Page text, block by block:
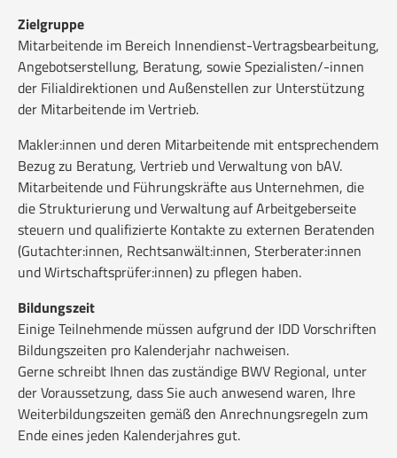
Zielgruppe
Mitarbeitende im Bereich Innendienst-Vertragsbearbeitung,
Angebotserstellung, Beratung, sowie Spezialisten/-innen
der Filialdirektionen und Außenstellen zur Unterstützung
der Mitarbeitende im Vertrieb.
Makler:innen und deren Mitarbeitende mit entsprechendem
Bezug zu Beratung, Vertrieb und Verwaltung von bAV.
Mitarbeitende und Führungskräfte aus Unternehmen, die
die Strukturierung und Verwaltung auf Arbeitgeberseite
steuern und qualifizierte Kontakte zu externen Beratenden
(Gutachter:innen, Rechtsanwält:innen, Sterberater:innen
und Wirtschaftsprüfer:innen) zu pflegen haben.
Bildungszeit
Einige Teilnehmende müssen aufgrund der IDD Vorschriften
Bildungszeiten pro Kalenderjahr nachweisen.
Gerne schreibt Ihnen das zuständige BWV Regional, unter
der Voraussetzung, dass Sie auch anwesend waren, Ihre
Weiterbildungszeiten gemäß den Anrechnungsregeln zum
Ende eines jeden Kalenderjahres gut.